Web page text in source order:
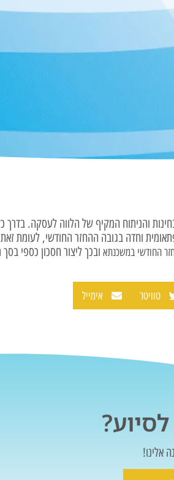
והניתוח המקיף של הלווה לעסקה. בדרך
וחדה בגובה ההחזר החודשי, לעומת זאת
החודשי במשכנתא ובכך ליצור חסכון כספי
טוויטר אימייל
אלינו!